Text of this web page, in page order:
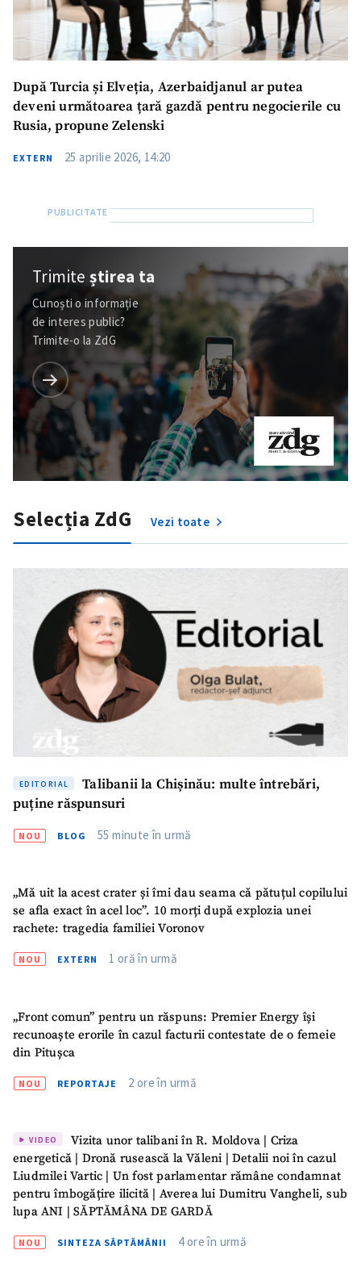
După Turcia și Elveția, Azerbaidjanul ar putea
deveni următoarea țară gazdă pentru negocierile cu
Rusia, propune Zelenski
EXTERN 25 aprilie 2026, 14:20
Trimiteștirea ta
Cunoști o informație
de interes public?
Trimite-o la ZdG
Selecția ZdG Vezi toate
EDITORIAL
Talibanii la Chișinău: multe întrebări,
puține răspunsuri
NOU BLOG 55 minute în urmă
„Mă uit la acest crater și îmi dau seama că pătuțul copilului
se afla exact în acel loc”. 10 morți după explozia unei
rachete: tragedia familiei Voronov
NOU EXTERN 1 oră în urmă
„Front comun” pentru un răspuns: Premier Energy își
recunoaște erorile în cazul facturii contestate de o femeie
din Pitușca
NOU REPORTAJE 2 ore în urmă
VIDEO
Vizita unor talibani în R. Moldova | Criza
energetică | Dronă rusească la Văleni | Detalii noi în cazul
Liudmilei Vartic | Un fost parlamentar rămâne condamnat
pentru îmbogățire ilicită | Averea lui Dumitru Vangheli, sub
lupa ANI | SĂPTĂMÂNA DE GARDĂ
NOU SINTEZA SĂPTĂMÂNII 4 ore în urmă